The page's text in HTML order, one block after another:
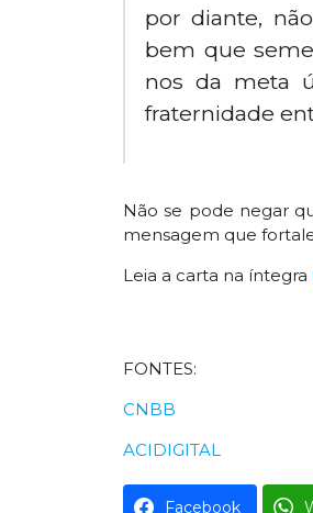
por diante,
bem que
nos da meta
fraternidade
Não se pode negar
mensagem que
Leia a carta na íntegra
FONTES:
CNBB
ACIDIGITAL
Facebook